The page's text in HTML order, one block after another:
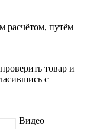
расчётом, путём
товар и
с
Видео